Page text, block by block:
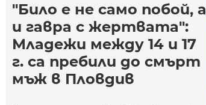
"Било е не само побой, а
и гавра с жертвата":
Младежи между 14 и 17
г. са пребили до смърт
мъж в Пловдив